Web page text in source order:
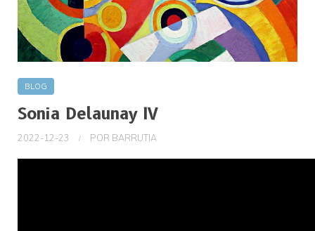
BLOG
Sonia Delaunay IV
2022-12-23 POR BARRUTIA